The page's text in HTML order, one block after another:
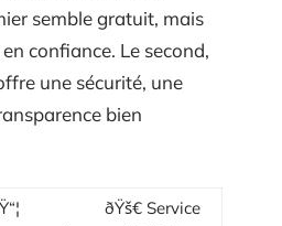
semble gratuit, mais
confiance. Le second,
une sécurité, une
bien
ðŸš€ Service